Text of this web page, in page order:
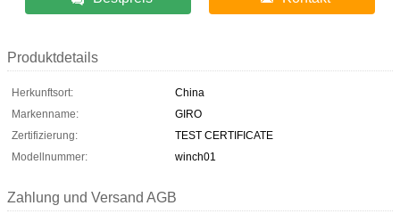
Produktdetails
Herkunftsort:
China
Markenname:
GIRO
Zertifizierung:
TEST CERTIFICATE
Modellnummer:
winch01
Zahlung und Versand AGB